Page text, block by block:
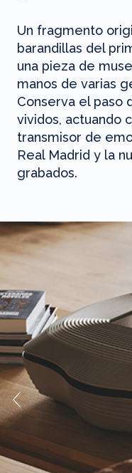
Un fragmento
barandillas del
una pieza de
manos de varias
Conserva el paso
vividos, actuando
transmisor de
Real Madrid y la
grabados.